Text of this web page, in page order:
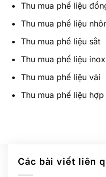
Thu mua phế liệu
Thu mua phế liệu
Thu mua phế liệu sắt
Thu mua phế liệu inox
Thu mua phế liệu vải
Thu mua phế liệu hợp
Các bài viết liên